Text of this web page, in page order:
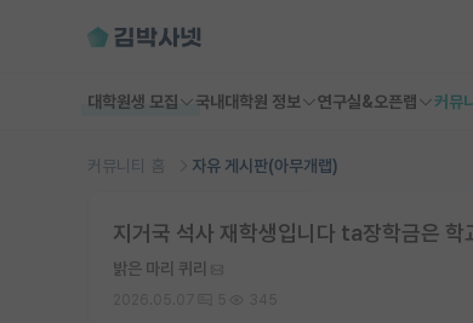
대학원생 모집 국내대학원 정보 연구실&오픈랩 커뮤
커뮤니티 홈 자유 게시판(아무개랩)
지거국 석사 재학생입니다 ta장학금은 학
밝은 마리 퀴리